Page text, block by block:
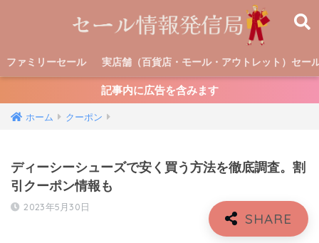
ファミリーセール 実店舗（百貨店・モール・アウトレット）セー
記事内に広告を含みます
ホーム クーポン
ディーシーシューズで安く買う方法を徹底調査。割
引クーポン情報も
2023年5月30日